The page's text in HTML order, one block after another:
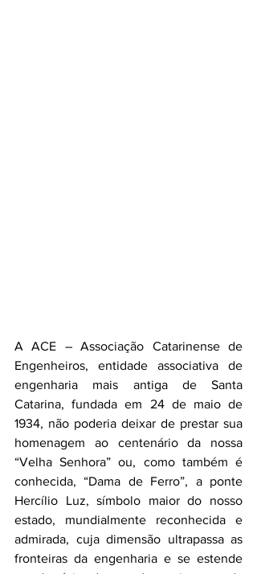
A ACE – Associação Catarinense de
Engenheiros, entidade associativa de
engenharia mais antiga de Santa
Catarina, fundada em 24 de maio de
1934, não poderia deixar de prestar sua
homenagem ao centenário da nossa
“Velha Senhora” ou, como também é
conhecida, “Dama de Ferro”, a ponte
Hercílio Luz, símbolo maior do nosso
estado, mundialmente reconhecida e
admirada, cuja dimensão ultrapassa as
fronteiras da engenharia e se estende